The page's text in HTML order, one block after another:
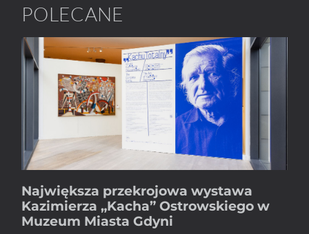
POLECANE
Największa przekrojowa wystawa
Kazimierza „Kacha” Ostrowskiego w
Muzeum Miasta Gdyni